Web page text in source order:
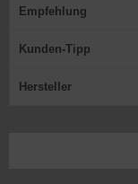
Empfehlung
Kunden-Tipp
Hersteller